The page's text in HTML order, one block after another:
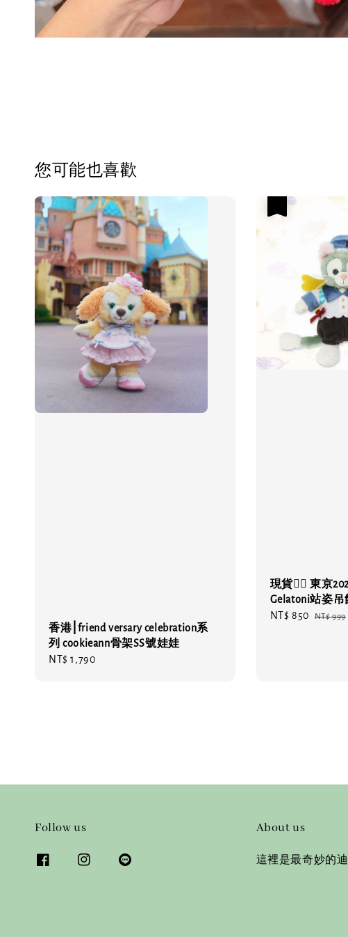
您可能也喜歡
香港⎮friend versary celebration系
列 cookieann骨架SS號娃娃
Regular
NT$ 1,790
現貨❤️‍🔥 東京
Gelatoni站姿吊
Sale
NT$ 850 Regular
NT$ 999
Follow us About us
這裡是最奇妙的